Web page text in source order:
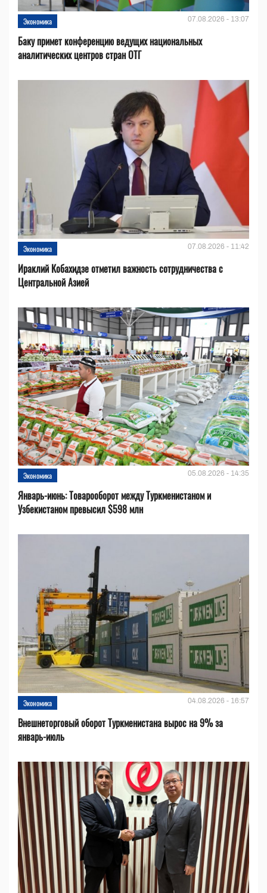
Экономика 07.08.2026 - 13:07
Баку примет конференцию ведущих национальных
аналитических центров стран ОТГ
Экономика 07.08.2026 - 11:42
Ираклий Кобахидзе отметил важность сотрудничества с
Центральной Азией
Экономика 05.08.2026 - 14:35
Январь-июнь: Товарооборот между Туркменистаном и
Узбекистаном превысил $598 млн
Экономика 04.08.2026 - 16:57
Внешнеторговый оборот Туркменистана вырос на 9% за
январь-июль